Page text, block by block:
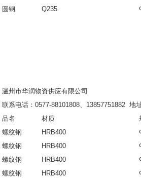
圆钢
Q235
温州市华润物资供应有限公司
联系电话：0577-88101808、13857751882 地
品名
材质
螺纹钢
HRB400
螺纹钢
HRB400
螺纹钢
HRB400
螺纹钢
HRB400